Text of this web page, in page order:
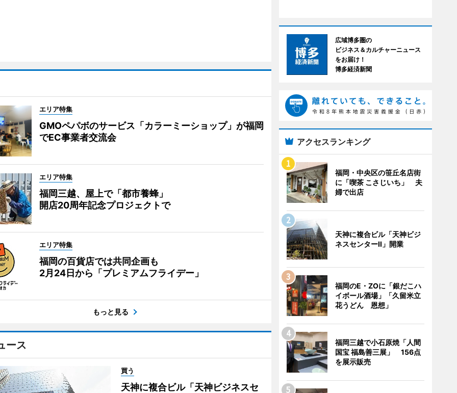
エリア特集
GMOペパボのサービス「カラーミーショップ」が福岡
でEC事業者交流会
エリア特集
福岡三越、屋上で「都市養蜂」
開店20周年記念プロジェクトで
エリア特集
福岡の百貨店では共同企画も
2月24日から「プレミアムフライデー」
もっと見る
ース
買う
天神に複合ビル「天神ビジネスセ
広域博多圏の
ビジネス＆カルチャーニュース
をお届け！
博多経済新聞
アクセスランキング
福岡・中央区の笹丘名店街
に「喫茶 こさじいち」 夫
婦で出店
天神に複合ビル「天神ビジ
ネスセンターII」開業
福岡のE・ZOに「銀だこハ
イボール酒場」「久留米立
花うどん 恩想」
福岡三越で小石原焼「人間
国宝 福島善三展」 156点
を展示販売